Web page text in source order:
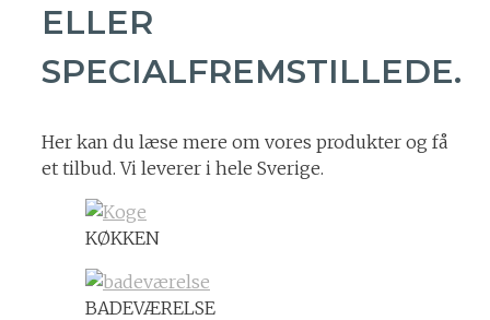
ELLER
SPECIALFREMSTILLEDE.
Her kan du læse mere om vores produkter og få
et tilbud. Vi leverer i hele Sverige.
KØKKEN
BADEVÆRELSE